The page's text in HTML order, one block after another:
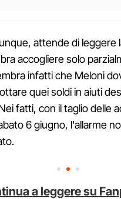
attende di leggere
accogliere solo
infatti che Meloni
quei soldi in aiuti
fatti, con il taglio delle
6 giugno, l'allarme
a leggere su